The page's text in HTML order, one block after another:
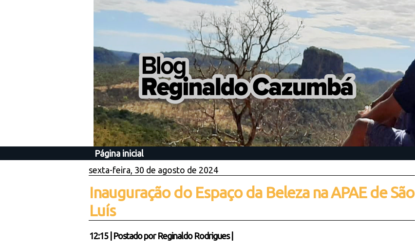
Página inicial
sexta-feira, 30 de agosto de 2024
Inauguração do Espaço da Beleza na APAE de São
Luís
12:15| Postado por Reginaldo Rodrigues